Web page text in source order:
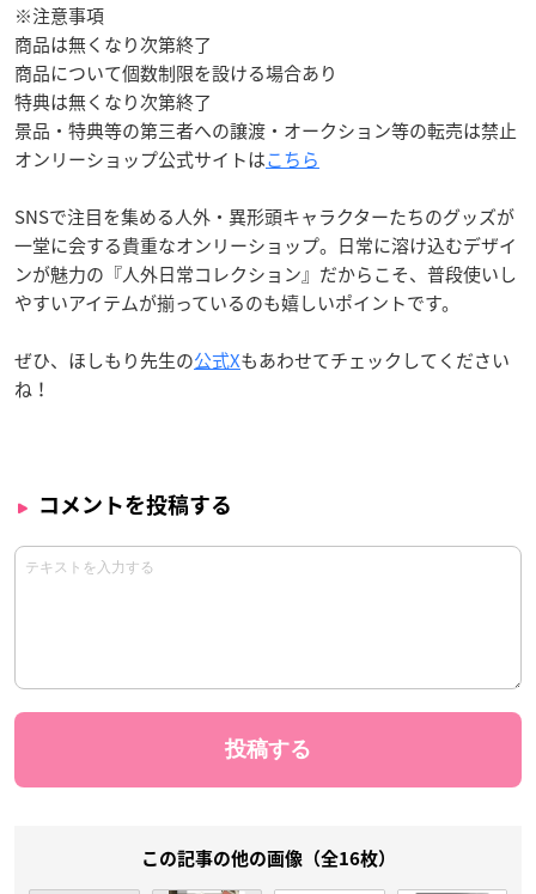
※注意事項
商品は無くなり次第終了
商品について個数制限を設ける場合あり
特典は無くなり次第終了
景品・特典等の第三者への譲渡・オークション等の転売は禁止
オンリーショップ公式サイトはこちら
SNSで注目を集める人外・異形頭キャラクターたちのグッズが
一堂に会する貴重なオンリーショップ。日常に溶け込むデザイ
ンが魅力の『人外日常コレクション』だからこそ、普段使いし
やすいアイテムが揃っているのも嬉しいポイントです。
ぜひ、ほしもり先生の公式Xもあわせてチェックしてください
ね！
コメントを投稿する
この記事の他の画像（全16枚）